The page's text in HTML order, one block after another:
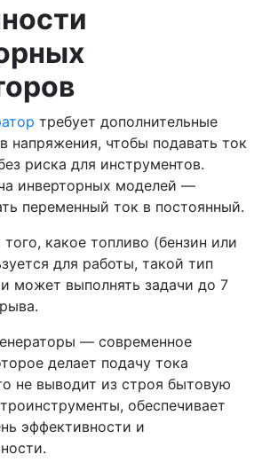
требует дополнительные
напряжения, чтобы подавать ток
риска для инструментов.
инверторных моделей —
переменный ток в постоянный.
какое топливо (бензин или
для работы, такой тип
может выполнять задачи до 7
— современное
делает подачу тока
не выводит из строя бытовую
обеспечивает
эффективности и